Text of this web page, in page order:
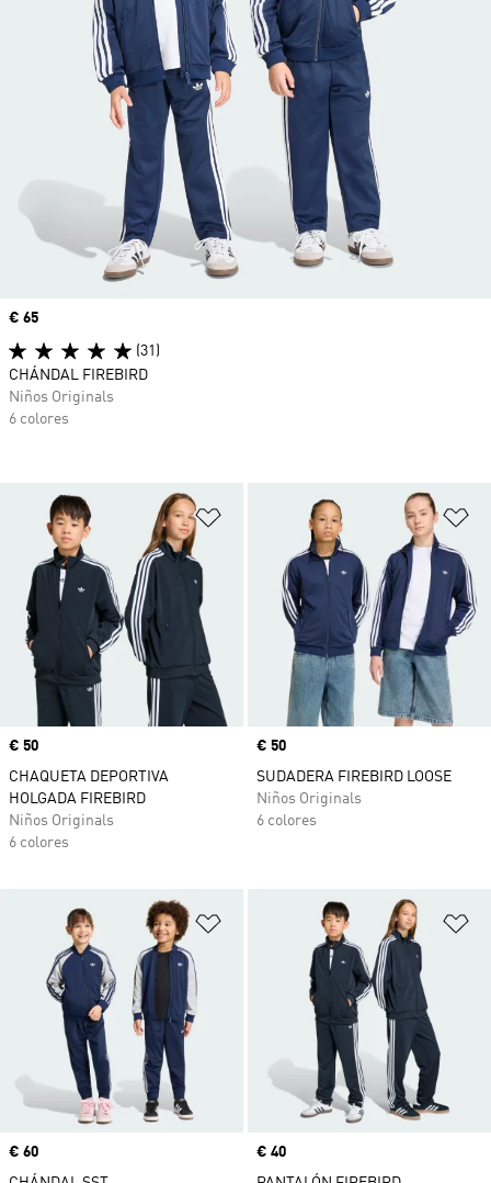
Añadir a la lista de deseos
Precio
€ 50
CHAQUETA DEPORTIVA
HOLGADA FIREBIRD
Niños Originals
6 colores
Precio
€ 50
SUDADERA FIREBIRD LOOSE
Niños Originals
6 colores
Añadir a la lista de deseos
Precio
€ 60
Precio
€ 40
Precio
€ 65
(31)
CHÁNDAL FIREBIRD
Niños Originals
6 colores